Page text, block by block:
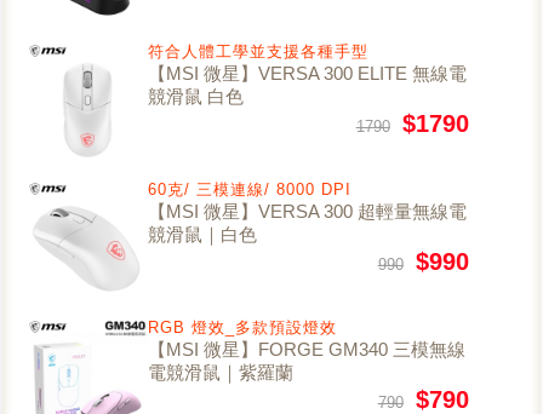
符合人體工學並支援各種手型
【MSI 微星】VERSA 300 ELITE 無線電
競滑鼠 白色
1790 $1790
60克/ 三模連線/ 8000 DPI
【MSI 微星】VERSA 300 超輕量無線電
競滑鼠｜白色
990 $990
RGB 燈效_多款預設燈效
【MSI 微星】FORGE GM340 三模無線
電競滑鼠｜紫羅蘭
790 $790